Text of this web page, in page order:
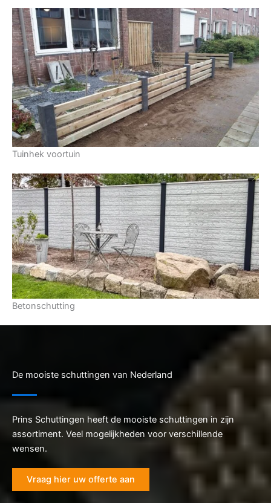
Tuinhek voortuin
Betonschutting
De mooiste schuttingen van Nederland
Prins Schuttingen heeft de mooiste schuttingen in zijn
assortiment. Veel mogelijkheden voor verschillende
wensen.
Vraag hier uw offerte aan